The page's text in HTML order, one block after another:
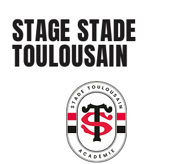
STAGE STADE
TOULOUSAIN